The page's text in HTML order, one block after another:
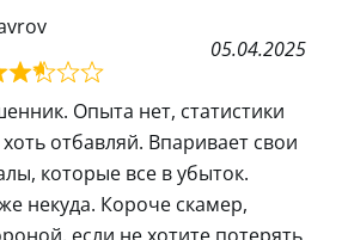
05.04.2025
Опыта нет, статистики
отбавляй. Впаривает свои
которые все в убыток.
некуда. Короче скамер,